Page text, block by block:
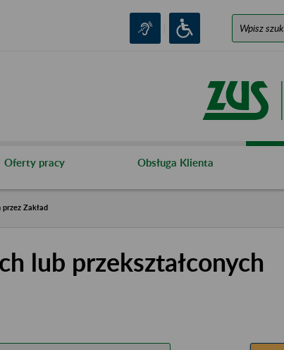
Oferty pracy Obsługa Klienta
Zakład
lub przekształconych